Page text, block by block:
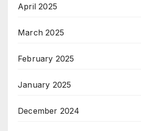
April 2025
March 2025
February 2025
January 2025
December 2024